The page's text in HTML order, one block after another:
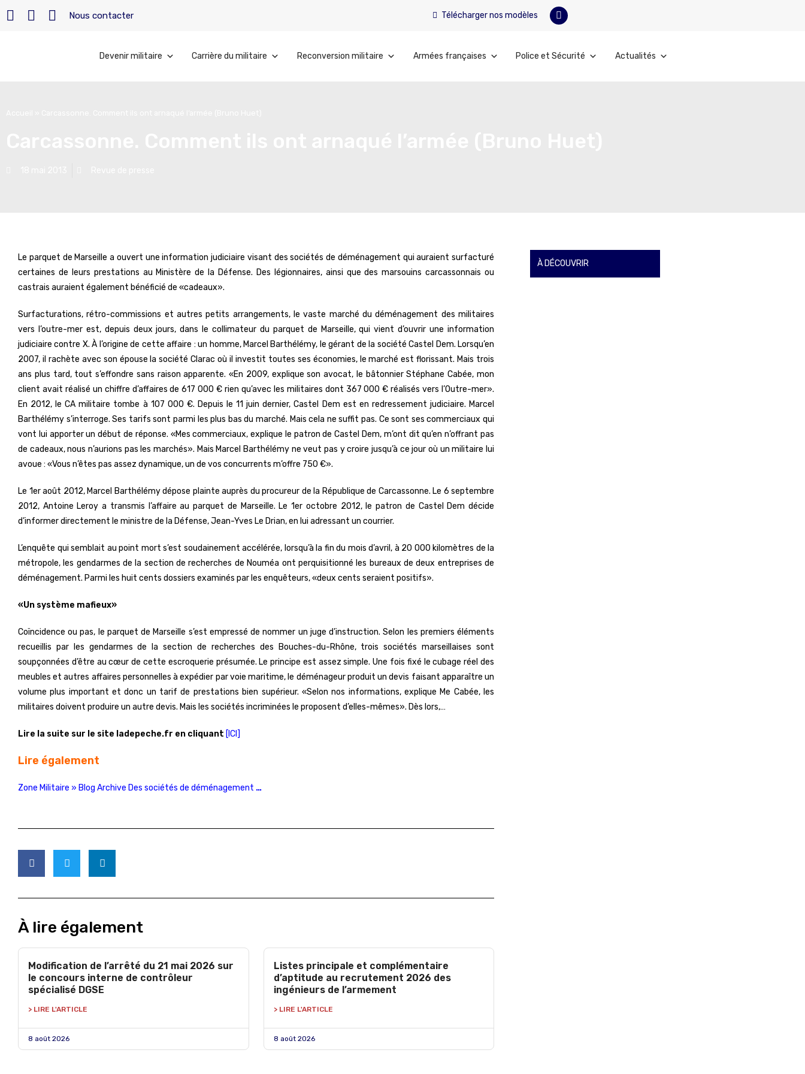
Nous contacter Télécharger nos modèles
Devenir militaire Carrière du militaire Reconversion militaire Armées françaises Police et Sécurité Actualités
Le parquet de Marseille a ouvert une information judiciaire visant des sociétés de déménagement qui auraient surfacturé
certaines de leurs prestations au Ministère de la Défense. Des légionnaires, ainsi que des marsouins carcassonnais ou
castrais auraient également bénéficié de «cadeaux».
Surfacturations, rétro-commissions et autres petits arrangements, le vaste marché du déménagement des militaires
vers l’outre-mer est, depuis deux jours, dans le collimateur du parquet de Marseille, qui vient d’ouvrir une information
judiciaire contre X. À l’origine de cette affaire : un homme, Marcel Barthélémy, le gérant de la société Castel Dem. Lorsqu’en
2007, il rachète avec son épouse la société Clarac où il investit toutes ses économies, le marché est florissant. Mais trois
ans plus tard, tout s’effondre sans raison apparente. «En 2009, explique son avocat, le bâtonnier Stéphane Cabée, mon
client avait réalisé un chiffre d’affaires de 617 000 € rien qu’avec les militaires dont 367 000 € réalisés vers l’Outre-mer».
En 2012, le CA militaire tombe à 107 000 €. Depuis le 11 juin dernier, Castel Dem est en redressement judiciaire. Marcel
Barthélémy s’interroge. Ses tarifs sont parmi les plus bas du marché. Mais cela ne suffit pas. Ce sont ses commerciaux qui
vont lui apporter un début de réponse. «Mes commerciaux, explique le patron de Castel Dem, m’ont dit qu’en n’offrant pas
de cadeaux, nous n’aurions pas les marchés». Mais Marcel Barthélémy ne veut pas y croire jusqu’à ce jour où un militaire lui
avoue : «Vous n’êtes pas assez dynamique, un de vos concurrents m’offre 750 €».
Le 1er août 2012, Marcel Barthélémy dépose plainte auprès du procureur de la République de Carcassonne. Le 6 septembre
2012, Antoine Leroy a transmis l’affaire au parquet de Marseille. Le 1er octobre 2012, le patron de Castel Dem décide
d’informer directement le ministre de la Défense, Jean-Yves Le Drian, en lui adressant un courrier.
L’enquête qui semblait au point mort s’est soudainement accélérée, lorsqu’à la fin du mois d’avril, à 20 000 kilomètres de la
métropole, les gendarmes de la section de recherches de Nouméa ont perquisitionné les bureaux de deux entreprises de
déménagement. Parmi les huit cents dossiers examinés par les enquêteurs, «deux cents seraient positifs».
«Un système mafieux»
Coïncidence ou pas, le parquet de Marseille s’est empressé de nommer un juge d’instruction. Selon les premiers éléments
recueillis par les gendarmes de la section de recherches des Bouches-du-Rhône, trois sociétés marseillaises sont
soupçonnées d’être au cœur de cette escroquerie présumée. Le principe est assez simple. Une fois fixé le cubage réel des
meubles et autres affaires personnelles à expédier par voie maritime, le déménageur produit un devis faisant apparaître un
volume plus important et donc un tarif de prestations bien supérieur. «Selon nos informations, explique Me Cabée, les
militaires doivent produire un autre devis. Mais les sociétés incriminées le proposent d’elles-mêmes». Dès lors,…
Lire la suite sur le site ladepeche.fr en cliquant [ICI]
Lire également
Zone Militaire » Blog Archive Des sociétés de déménagement …
À lire également
Modification de l’arrêté du 21 mai 2026 sur
le concours interne de contrôleur
spécialisé DGSE
> LIRE L'ARTICLE
8 août 2026
Listes principale et complémentaire
d’aptitude au recrutement 2026 des
ingénieurs de l’armement
> LIRE L'ARTICLE
8 août 2026
À DÉCOUVRIR